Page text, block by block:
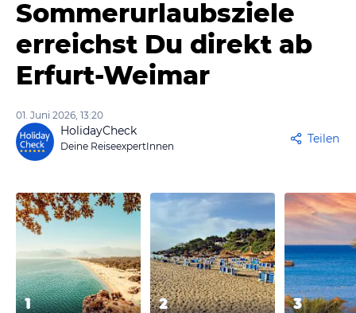
Sommerurlaubsziele
erreichst Du direkt ab
Erfurt-Weimar
01. Juni 2026, 13:20
HolidayCheck
Deine ReiseexpertInnen
Teilen
1 2 3